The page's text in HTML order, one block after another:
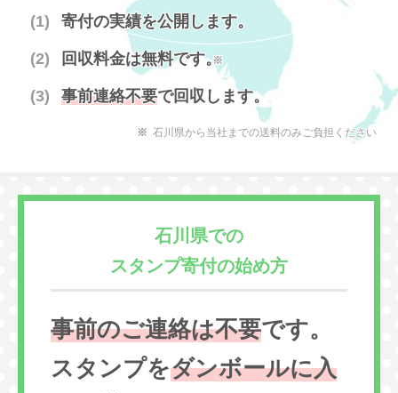
寄付の実績を公開します。
回収料金は無料です。
※
事前連絡不要で回収します。
石川県から当社までの送料のみご負担ください
石川県での
スタンプ寄付の始め方
事前のご連絡は不要です。
スタンプをダンボールに入